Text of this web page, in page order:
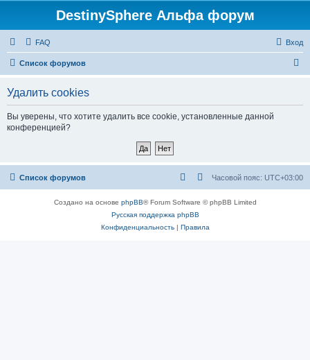
DestinySphere Альфа форум
FAQ Вход
Список форумов
Удалить cookies
Вы уверены, что хотите удалить все cookie, установленные данной
конференцией?
Список форумов Часовой пояс: UTC+03:00
Создано на основе phpBB® Forum Software © phpBB Limited
Русская поддержка phpBB
Конфиденциальность| Правила